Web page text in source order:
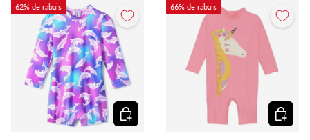
62% de rabais
Choisir les options
66% de rabais
Choisir